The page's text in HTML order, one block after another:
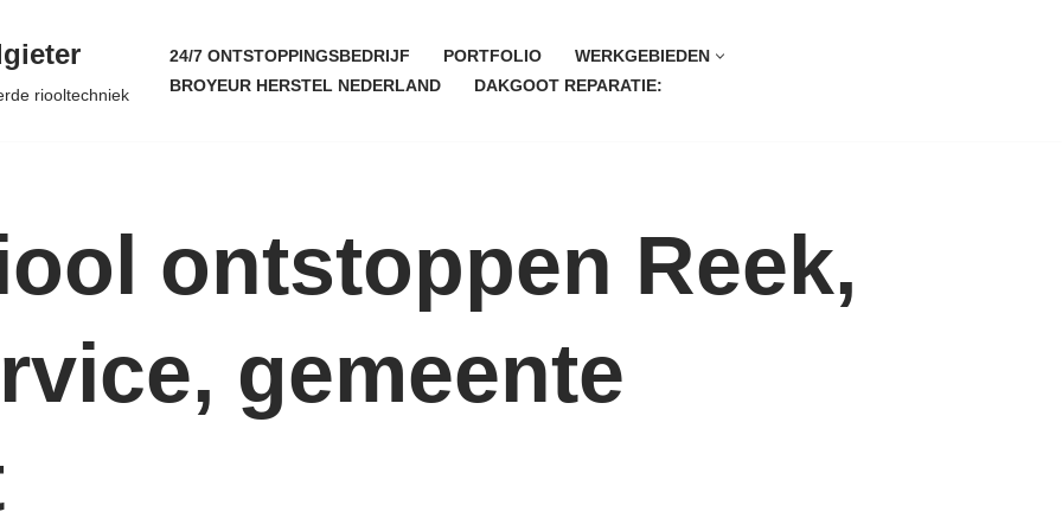
riooltechniek
24/7 ONTSTOPPINGSBEDRIJF PORTFOLIO
WERKGEBIEDEN
BROYEUR HERSTEL NEDERLAND
DAKGOOT REPARATIE:
ontstoppen Reek,
gemeente